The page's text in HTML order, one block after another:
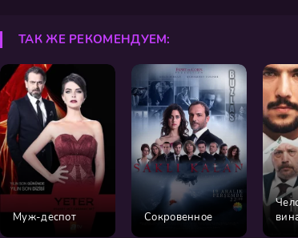
ТАК ЖЕ РЕКОМЕНДУЕМ:
Муж-деспот Сокровенное